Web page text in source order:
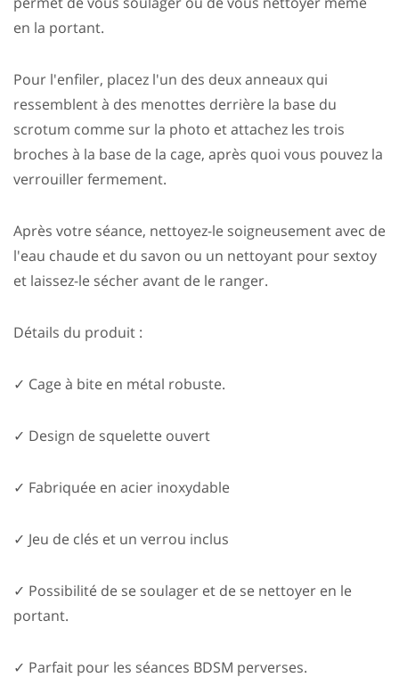
en la portant.
Pour l'enfiler, placez l'un des deux anneaux qui
ressemblent à des menottes derrière la base du
scrotum comme sur la photo et attachez les trois
broches à la base de la cage, après quoi vous pouvez la
verrouiller fermement.
Après votre séance, nettoyez-le soigneusement avec de
l'eau chaude et du savon ou un nettoyant pour sextoy
et laissez-le sécher avant de le ranger.
Détails du produit :
✓ Cage à bite en métal robuste.
✓ Design de squelette ouvert
✓ Fabriquée en acier inoxydable
✓ Jeu de clés et un verrou inclus
✓ Possibilité de se soulager et de se nettoyer en le
portant.
✓ Parfait pour les séances BDSM perverses.